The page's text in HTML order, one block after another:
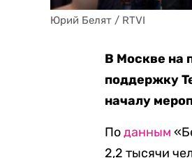
Юрий Белят / RTVI
В Москве на
поддержку
началу
Поданным
2,2 тысячи